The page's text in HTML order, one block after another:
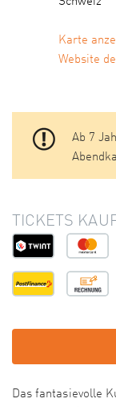
Karte
Website
Ab 7
TICKETS
Das fantasievolle